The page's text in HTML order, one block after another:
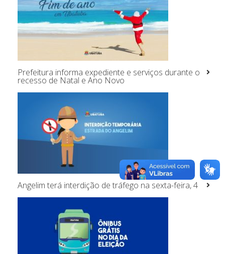
Prefeitura informa expediente e serviços durante o
recesso de Natal e Ano Novo
Angelim terá interdição de tráfego na sexta-feira, 4